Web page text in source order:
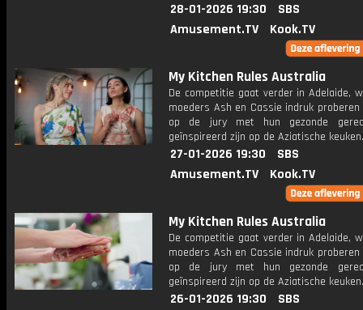
28-01-2026 19:30
SBS
Amusement.TV
Kook.TV
My Kitchen Rules Australia
De competitie gaat verder in Adelaide,
moeders Ash en Cassie indruk
op de jury met hun gezonde
geïnspireerd zijn op de Aziatische keuken.
27-01-2026 19:30
SBS
Amusement.TV
Kook.TV
My Kitchen Rules Australia
De competitie gaat verder in Adelaide,
moeders Ash en Cassie indruk
op de jury met hun gezonde
geïnspireerd zijn op de Aziatische keuken.
26-01-2026 19:30
SBS